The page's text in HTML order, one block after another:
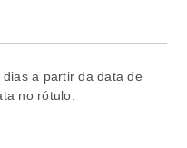
a partir da data de
no rótulo.